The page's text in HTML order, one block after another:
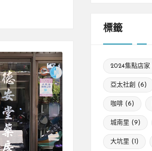
標籤
2024集點店家
亞太社創 (6)
咖啡(6)
城南里 (9)
大坑里 (1)